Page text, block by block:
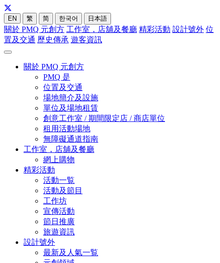
EN 繁 简 한국어 日本語
關於 PMQ 元創方 工作室，店舖及餐廳 精彩活動 設計號外 位
置及交通 歷史傳承 遊客資訊
關於 PMQ 元創方
PMQ 是
位置及交通
場地簡介及設施
單位及場地租賃
創意工作室 / 期間限定店 / 商店單位
租用活動場地
無障礙通道指南
工作室，店舖及餐廳
網上購物
精彩活動
活動一覧
活動及節目
工作坊
宣傳活動
節日推廣
旅遊資訊
設計號外
最新及人氣一覧